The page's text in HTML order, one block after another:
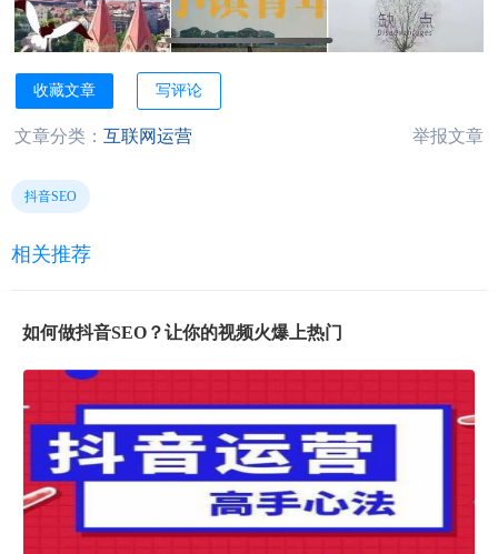
收藏文章 写评论
文章分类： 互联网运营 举报文章
抖音SEO
相关推荐
如何做抖音SEO？让你的视频火爆上热门